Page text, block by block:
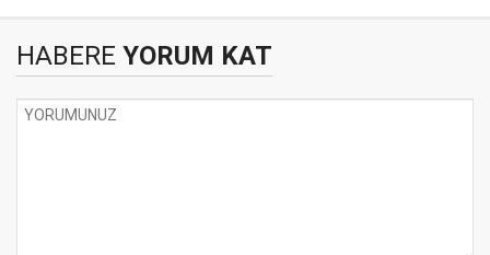
HABERE YORUM KAT